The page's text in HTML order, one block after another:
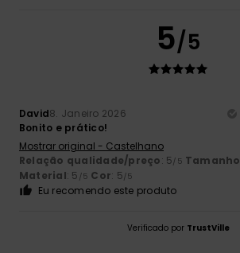
5/5
David8. Janeiro 2026
Bonito e prático!
Mostrar original - Castelhano
Relação qualidade/preço: 5/5 Tamanho
Material: 5 /5 Cor: 5/5
Eu recomendo este produto
Verificado por TrustVille